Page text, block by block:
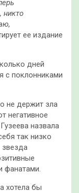
никто
ее издание
дней
с поклонниками
не держит зла
негативное
назвала
так низко
звезда
фанатами.
хотела бы